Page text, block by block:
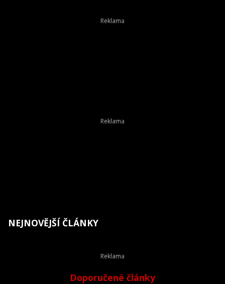
NEJNOVĚJŠÍ ČLÁNKY
Doporučené články